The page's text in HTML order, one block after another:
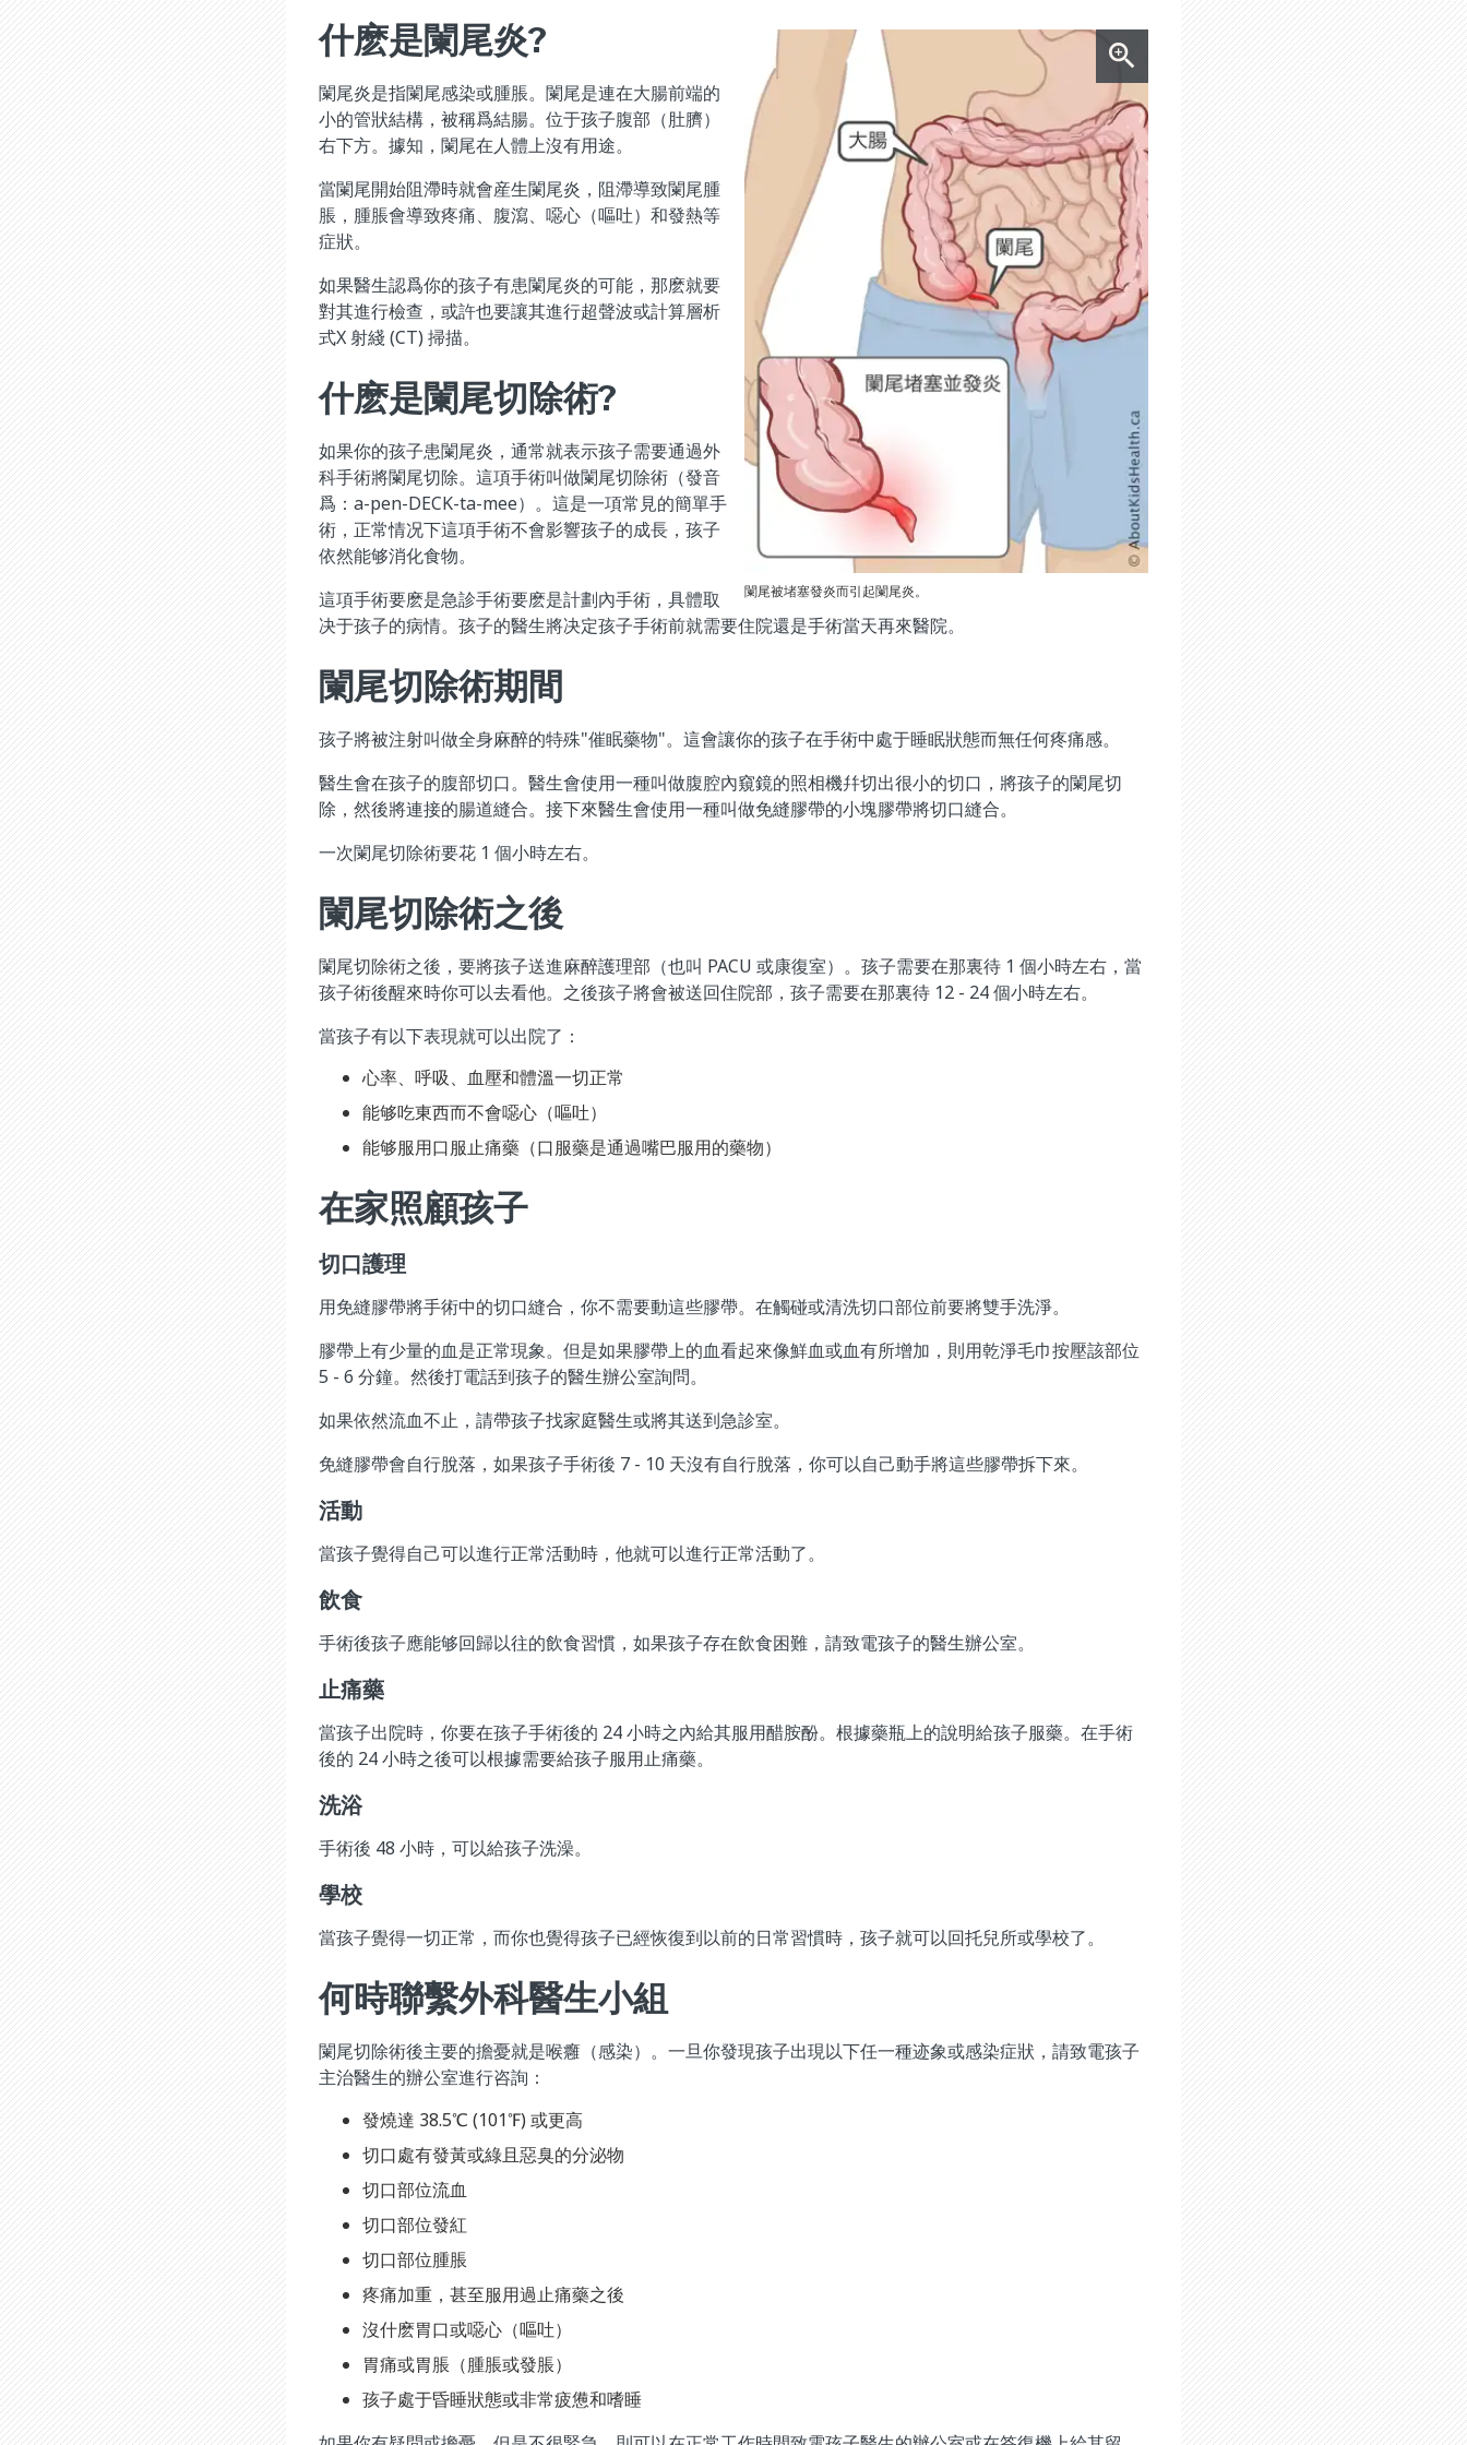
闌尾被堵塞發炎而引起闌尾炎。
什麽是闌尾炎?
闌尾炎是指闌尾感染或腫脹。闌尾是連在大腸前端的
小的管狀結構，被稱爲結腸。位于孩子腹部（肚臍）
右下方。據知，闌尾在人體上沒有用途。
當闌尾開始阻滯時就會産生闌尾炎，阻滯導致闌尾腫
脹，腫脹會導致疼痛、腹瀉、噁心（嘔吐）和發熱等
症狀。
如果醫生認爲你的孩子有患闌尾炎的可能，那麽就要
對其進行檢查，或許也要讓其進行超聲波或計算層析
式X 射綫 (CT) 掃描。
什麽是闌尾切除術?
如果你的孩子患闌尾炎，通常就表示孩子需要通過外
科手術將闌尾切除。這項手術叫做闌尾切除術（發音
爲：a-pen-DECK-ta-mee）。這是一項常見的簡單手
術，正常情况下這項手術不會影響孩子的成長，孩子
依然能够消化食物。
這項手術要麽是急診手術要麽是計劃內手術，具體取
决于孩子的病情。孩子的醫生將决定孩子手術前就需要住院還是手術當天再來醫院。
闌尾切除術期間
孩子將被注射叫做全身麻醉的特殊"催眠藥物"。這會讓你的孩子在手術中處于睡眠狀態而無任何疼痛感。
醫生會在孩子的腹部切口。醫生會使用一種叫做腹腔內窺鏡的照相機幷切出很小的切口，將孩子的闌尾切
除，然後將連接的腸道縫合。接下來醫生會使用一種叫做免縫膠帶的小塊膠帶將切口縫合。
一次闌尾切除術要花 1 個小時左右。
闌尾切除術之後
闌尾切除術之後，要將孩子送進麻醉護理部（也叫 PACU 或康復室）。孩子需要在那裏待 1 個小時左右，當
孩子術後醒來時你可以去看他。之後孩子將會被送回住院部，孩子需要在那裏待 12 - 24 個小時左右。
當孩子有以下表現就可以出院了：
心率、呼吸、血壓和體溫一切正常
能够吃東西而不會噁心（嘔吐）
能够服用口服止痛藥（口服藥是通過嘴巴服用的藥物）
在家照顧孩子
切口護理
用免縫膠帶將手術中的切口縫合，你不需要動這些膠帶。在觸碰或清洗切口部位前要將雙手洗淨。
膠帶上有少量的血是正常現象。但是如果膠帶上的血看起來像鮮血或血有所增加，則用乾淨毛巾按壓該部位
5 - 6 分鐘。然後打電話到孩子的醫生辦公室詢問。
如果依然流血不止，請帶孩子找家庭醫生或將其送到急診室。
免縫膠帶會自行脫落，如果孩子手術後 7 - 10 天沒有自行脫落，你可以自己動手將這些膠帶拆下來。
活動
當孩子覺得自己可以進行正常活動時，他就可以進行正常活動了。
飲食
手術後孩子應能够回歸以往的飲食習慣，如果孩子存在飲食困難，請致電孩子的醫生辦公室。
止痛藥
當孩子出院時，你要在孩子手術後的 24 小時之內給其服用醋胺酚。根據藥瓶上的說明給孩子服藥。在手術
後的 24 小時之後可以根據需要給孩子服用止痛藥。
洗浴
手術後 48 小時，可以給孩子洗澡。
學校
當孩子覺得一切正常，而你也覺得孩子已經恢復到以前的日常習慣時，孩子就可以回托兒所或學校了。
何時聯繫外科醫生小組
闌尾切除術後主要的擔憂就是喉癰（感染）。一旦你發現孩子出現以下任一種迹象或感染症狀，請致電孩子
主治醫生的辦公室進行咨詢：
發燒達 38.​5℃ (101℉) 或更高
切口處有發黃或綠且惡臭的分泌物
切口部位流血
切口部位發紅
切口部位腫脹
疼痛加重，甚至服用過止痛藥之後
沒什麽胃口或噁心（嘔吐）
胃痛或胃脹（腫脹或發脹）
孩子處于昏睡狀態或非常疲憊和嗜睡